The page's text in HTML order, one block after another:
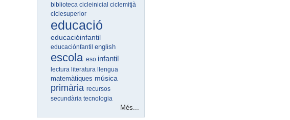
bibliotecacicleinicialciclemitjà
ciclesuperior
educació
educacióinfantil
educaciónfantilenglish
escolaeso infantil
lecturaliteraturallengua
matemàtiques música
primàriarecursos
secundàriatecnologia
Més...